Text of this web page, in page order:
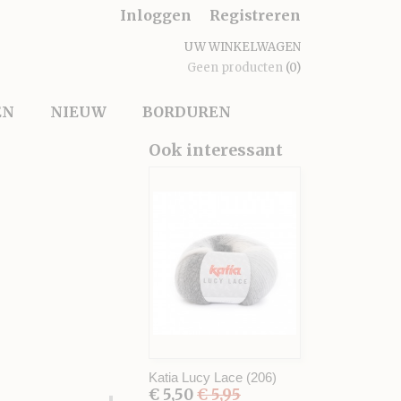
Inloggen Registreren
UW WINKELWAGEN
Geen producten (0)
NIEUW BORDUREN
Ook interessant
Katia Lucy Lace (206)
€ 5,50€ 5,95